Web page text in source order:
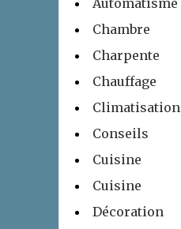
Automatisme
Chambre
Charpente
Chauffage
Climatisation
Conseils
Cuisine
Cuisine
Décoration